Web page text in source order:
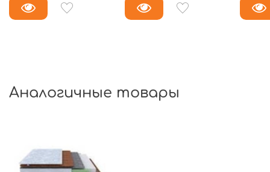
Аналогичные товары